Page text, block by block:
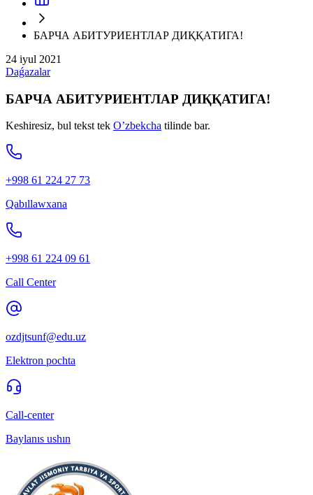
БАРЧА АБИТУРИЕНТЛАР ДИҚҚАТИГА!
24 iyul 2021
Daǵazalar
БАРЧА АБИТУРИЕНТЛАР ДИҚҚАТИГА!
Keshiresiz, bul tekst tek O’zbekcha tilinde bar.
+998 61 224 27 73
Qabıllawxana
+998 61 224 09 61
Call Center
ozdjtsunf@edu.uz
Elektron pochta
Call-center
Baylanıs ushın